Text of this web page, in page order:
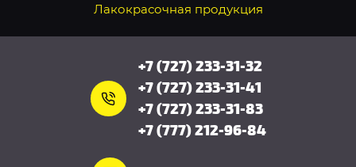
Лакокрасочная продукция
+7 (777) 212-96-84
+7 (727) 233-31-83
+7 (727) 233-31-41
+7 (727) 233-31-32